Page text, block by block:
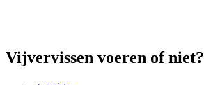
Vijvervissen voeren of niet?